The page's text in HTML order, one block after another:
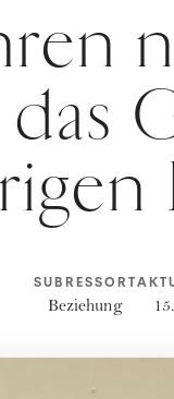
SUBRESSORT
Beziehung